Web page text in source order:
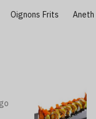
Oignons Frits